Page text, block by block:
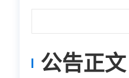
公告正文